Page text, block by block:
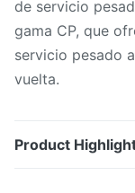
de servicio
gama CP, que
servicio pesado
vuelta.
Product